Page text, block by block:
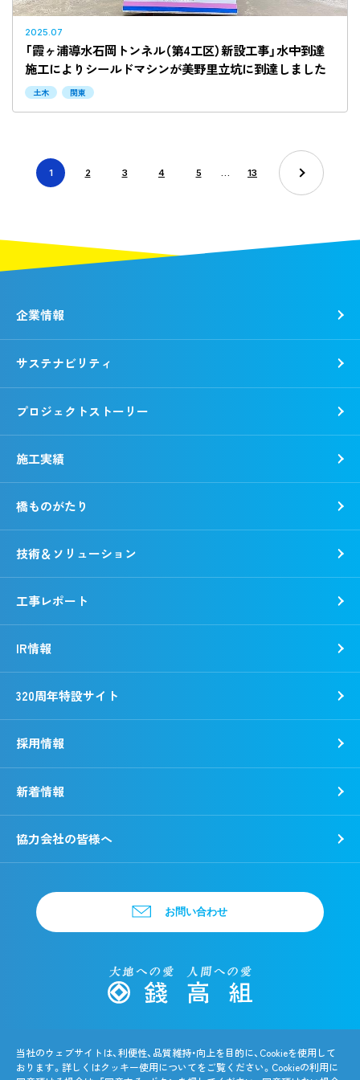
2025.07
「霞ヶ浦導水石岡トンネル（第4工区）新設工事」水中到達
施工によりシールドマシンが美野里立坑に到達しました
土木 関東
1 2 3 4 5 … 13
企業情報
各種方針
動画で知る錢高組
事業所一覧
野村胡堂・あらえびす記念館
サステナビリティ
CSR報告書
社会
プロジェクトストーリー
施工実績
橋ものがたり
技術＆ソリューション
工事レポート
IR情報
320周年特設サイト
採用情報
新着情報
協力会社の皆様へ
お問い合わせ
サイトポリシー
当社のウェブサイトは、利便性、品質維持・向上を目的に、Cookieを使用して
おります。詳しくはクッキー使用についてをご覧ください。Cookieの利用に